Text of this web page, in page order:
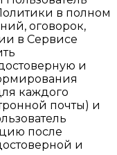
в полном
оговорок,
в Сервисе
и
каждого
почты) и
после
и